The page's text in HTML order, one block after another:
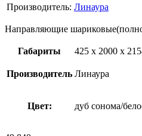
Производитель: Линаура
Направляющие
Габариты 425 x 2000 x
Производитель Линаура
Цвет: дуб сонома/